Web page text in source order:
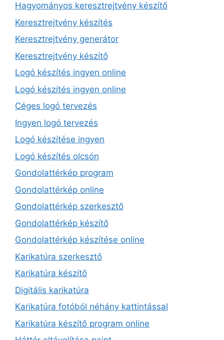
Hagyományos keresztrejtvény készítő
Keresztrejtvény készítés
Keresztrejtvény generátor
Keresztrejtvény készítő
Logó készítés ingyen online
Logó készítés ingyen online
Céges logó tervezés
Ingyen logó tervezés
Logó készítése ingyen
Logó készítés olcsón
Gondolattérkép program
Gondolattérkép online
Gondolattérkép szerkesztő
Gondolattérkép készítő
Gondolattérkép készítése online
Karikatúra szerkesztő
Karikatúra készítő
Digitális karikatúra
Karikatúra fotóból néhány kattintással
Karikatúra készítő program online